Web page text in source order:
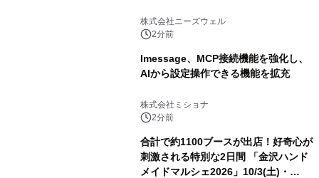
株式会社ニーズウェル
2分前
lmessage、MCP接続機能を強化し、
AIから設定操作できる機能を拡充
株式会社ミショナ
2分前
合計で約1100ブースが出店！好奇心が
刺激される特別な2日間 「金沢ハンド
メイドマルシェ2026」10/3(土)・